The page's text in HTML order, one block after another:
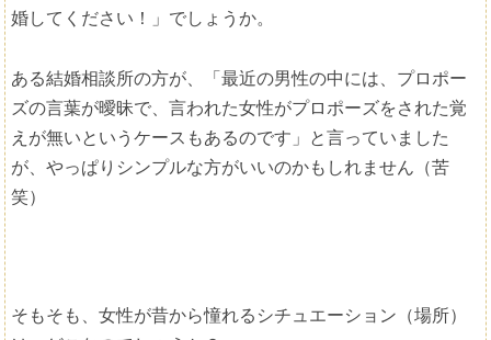
婚してください！」でしょうか。
ある結婚相談所の方が、「最近の男性の中には、プロポー
ズの言葉が曖昧で、言われた女性がプロポーズをされた覚
えが無いというケースもあるのです」と言っていました
が、やっぱりシンプルな方がいいのかもしれません（苦
笑）
そもそも、女性が昔から憧れるシチュエーション（場所）